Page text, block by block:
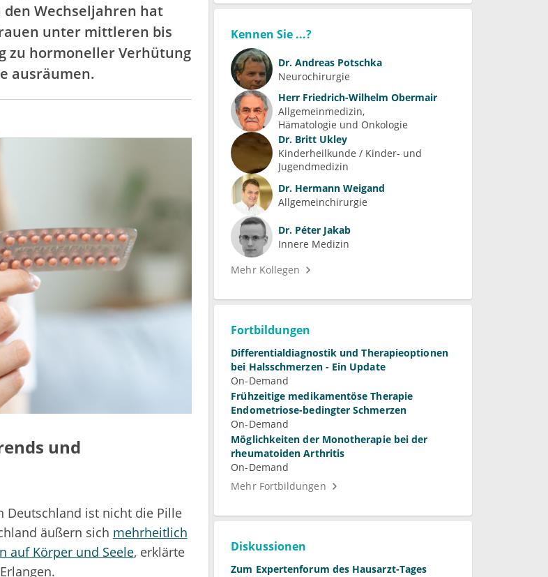
Wechseljahren hat
unter mittleren bis
zu hormoneller Verhütung
ausräumen.
und
Deutschland ist nicht die Pille
äußern sich mehrheitlich
auf Körper und Seele, erklärte
Kennen Sie ...?
Dr. Andreas Potschka
Neurochirurgie
Herr Friedrich-Wilhelm Obermair
Allgemeinmedizin
Hämatologie und Onkologie
Dr. Britt Ukley
Kinderheilkunde / Kinder- und
Jugendmedizin
Dr. Hermann Weigand
Allgemeinchirurgie
Dr. Péter Jakab
Innere Medizin
Mehr Kollegen
Fortbildungen
Differentialdiagnostik und Therapieoptionen
bei Halsschmerzen - Ein Update
On-Demand
Frühzeitige medikamentöse Therapie
Endometriose-bedingter Schmerzen
On-Demand
Möglichkeiten der Monotherapie bei der
rheumatoiden Arthritis
On-Demand
Mehr Fortbildungen
Diskussionen
Zum Expertenforum des Hausarzt-Tages